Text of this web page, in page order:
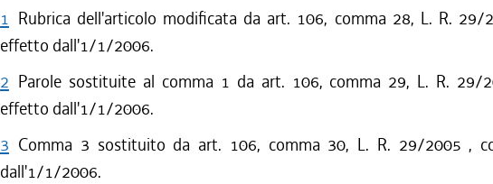
1 Rubrica dell'articolo modificata da art. 106, comma 28, L. R. 29/
effetto dall'1/1/2006.
2 Parole sostituite al comma 1 da art. 106, comma 29, L. R. 29/
effetto dall'1/1/2006.
3 Comma 3 sostituito da art. 106, comma 30, L. R. 29/2005 ,
dall'1/1/2006.